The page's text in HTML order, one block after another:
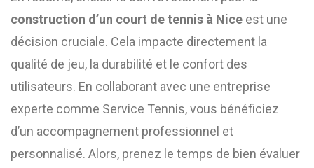
construction d’un court de tennis à Nice est une
décision cruciale. Cela impacte directement la
qualité de jeu, la durabilité et le confort des
utilisateurs. En collaborant avec une entreprise
experte comme Service Tennis, vous bénéficiez
d’un accompagnement professionnel et
personnalisé. Alors, prenez le temps de bien évaluer